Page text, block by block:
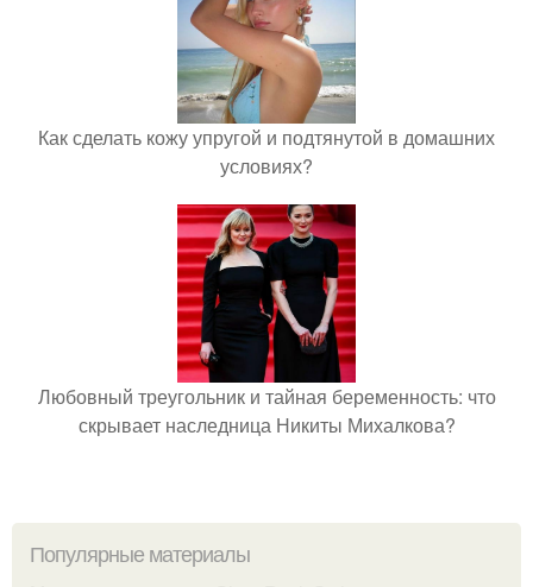
Как сделать кожу упругой и подтянутой в домашних
условиях?
Любовный треугольник и тайная беременность: что
скрывает наследница Никиты Михалкова?
Популярные материалы